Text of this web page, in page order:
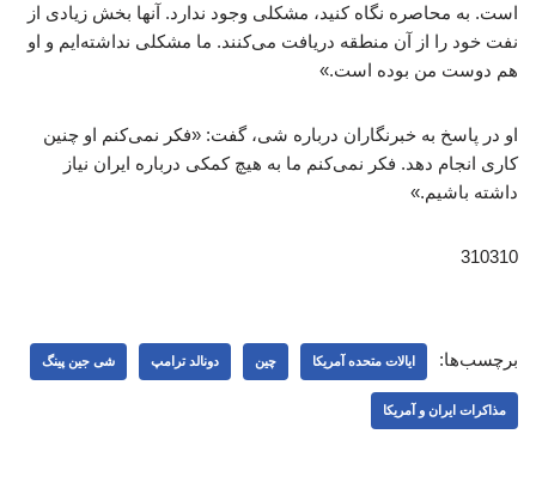
است. به محاصره نگاه کنید، مشکلی وجود ندارد. آنها بخش زیادی از
نفت خود را از آن منطقه دریافت می‌کنند. ما مشکلی نداشته‌ایم و او
هم دوست من بوده است.»
او در پاسخ به خبرنگاران درباره شی، گفت: «فکر نمی‌کنم او چنین
کاری انجام دهد. فکر نمی‌کنم ما به هیچ کمکی درباره ایران نیاز
داشته باشیم.»
310310
برچسب‌ها: ایالات متحده آمریکا چین دونالد ترامپ شی جین‌ پینگ
مذاکرات ایران و آمریکا